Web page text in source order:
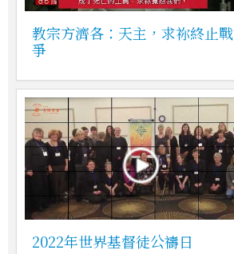
教宗方濟各：天主，求祢終止戰
爭
2022年世界基督徒公禱日